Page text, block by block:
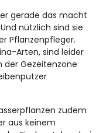
gerade das macht
nützlich sind sie
Pflanzenpfleger.
Arten, sind leider
der Gezeitenzone
zudem
aus keinem